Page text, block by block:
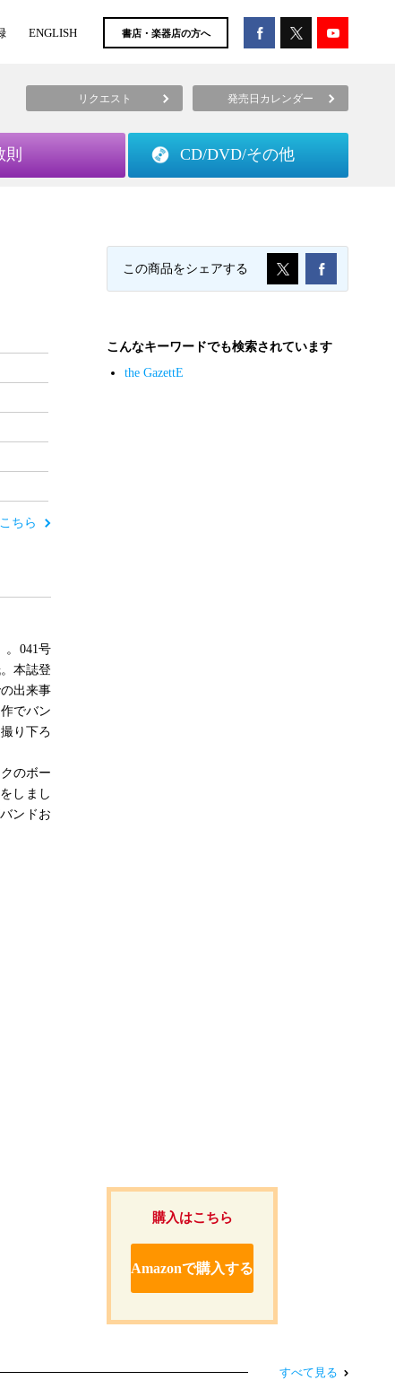
ENGLISH 書店・楽器店の方へ
リクエスト 発売日カレンダー
CD/DVD/その他
ちら
。041号
本誌登
出来事
でバン
り下ろ
のボー
しまし
ンドお
購入はこちら
Amazonで購入する
この商品をシェアする
こんなキーワードでも検索されています
the GazettE
すべて見る